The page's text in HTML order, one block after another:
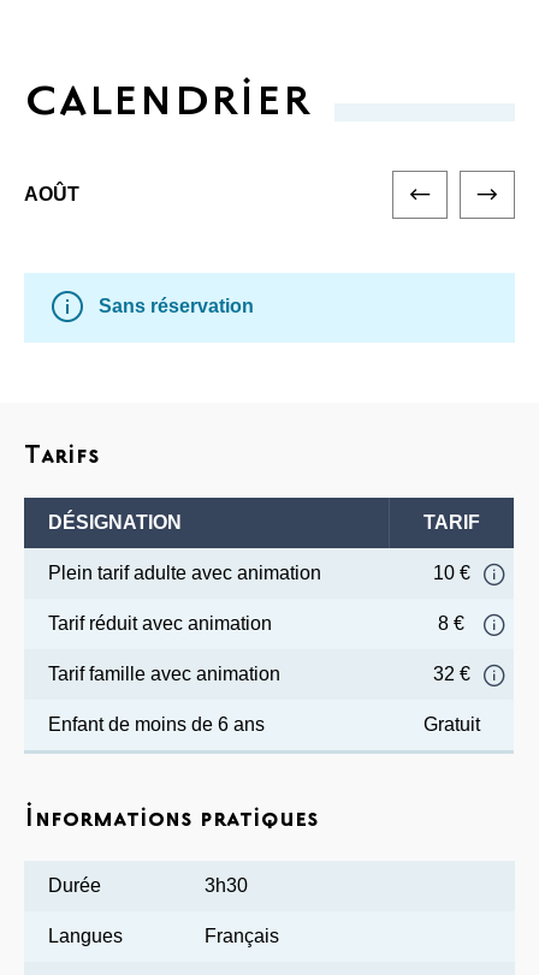
CALENDRIER
AOÛT
Sans réservation
Tarifs
DÉSIGNATION TARIF
Plein tarif adulte avec animation 10 €
Tarif réduit avec animation 8 €
Tarif famille avec animation 32 €
Enfant de moins de 6 ans Gratuit
Informations pratiques
Durée 3h30
Langues Français